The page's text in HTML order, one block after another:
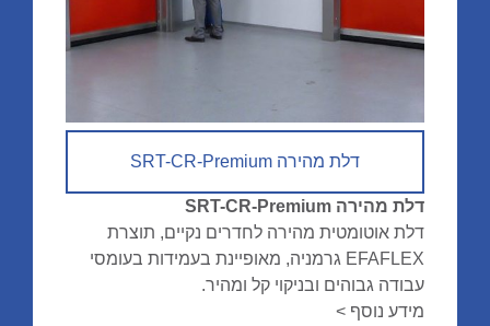
דלת מהירה SRT-CR-Premium
דלת מהירה SRT-CR-Premium
דלת אוטומטית מהירה לחדרים נקיים, תוצרת
EFAFLEX גרמניה, מאופיינת בעמידות בעומסי
עבודה גבוהים ובניקוי קל ומהיר.
מידע נוסף >